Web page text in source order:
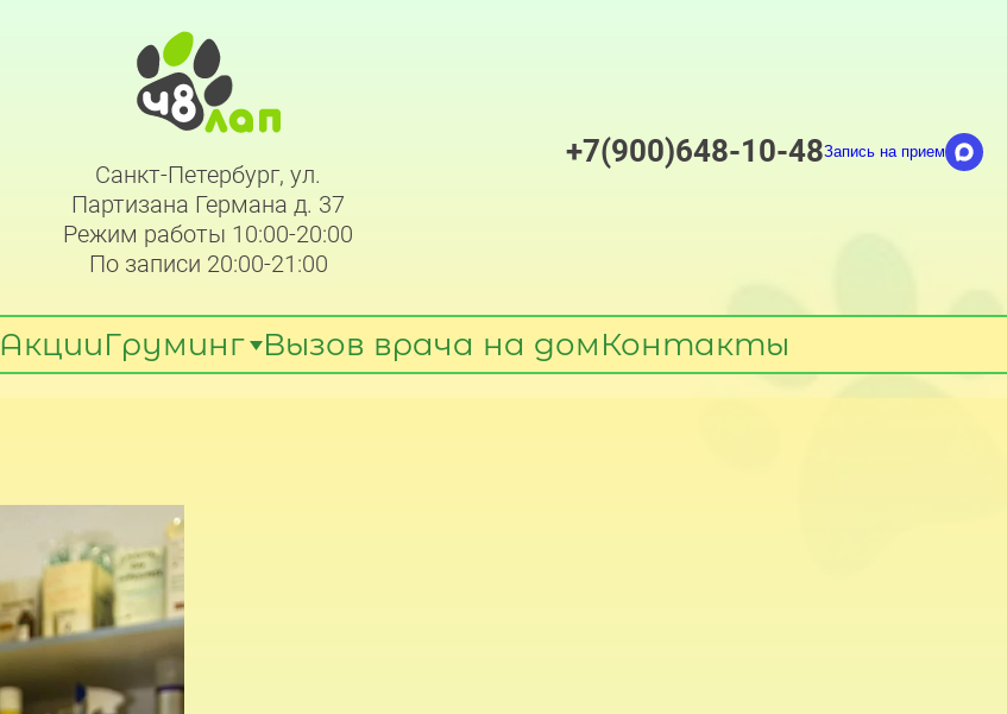
Санкт-Петербург, ул.
Партизана Германа д. 37
Режим работы 10:00-20:00
По записи 20:00-21:00
+7(900)648-10-48Запись на прием
АкцииГруминг Вызов врача на домКонтакты